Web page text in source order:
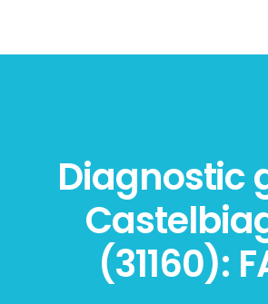
Diagnostic
(31160):